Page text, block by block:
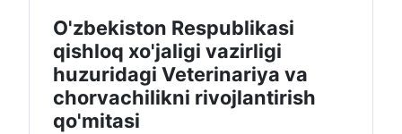
O'zbekiston Respublikasi
qishloq xo'jaligi vazirligi
huzuridagi Veterinariya va
chorvachilikni rivojlantirish
qo'mitasi